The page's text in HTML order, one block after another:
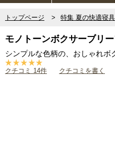
トップページ 特集 夏の快適寝
モノトーンボクサーブリー
シンプルな色柄の、おしゃれボ
クチコミ 14件 クチコミを書く